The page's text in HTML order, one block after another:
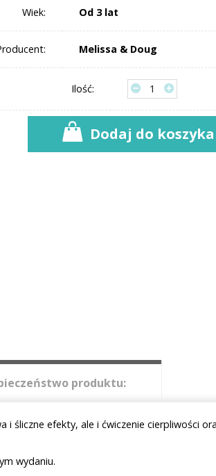
Wiek: Od 3 lat
Melissa & Doug
Ilość:
Dodaj do koszyka
produktu:
śliczne efekty, ale i ćwiczenie cierpliwości
wydaniu.